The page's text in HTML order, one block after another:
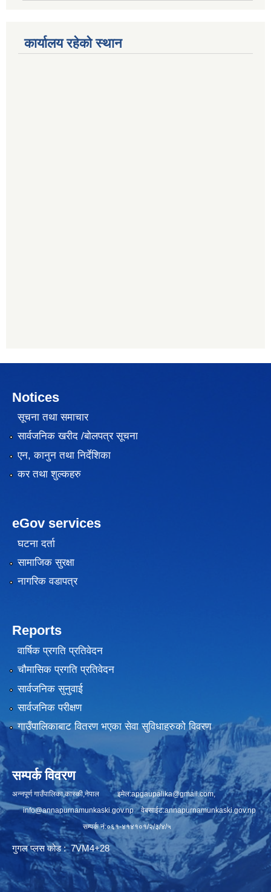
कार्यालय रहेको स्थान
Notices
सूचना तथा समाचार
सार्वजनिक खरीद /बोलपत्र सूचना
एन, कानुन तथा निर्देशिका
कर तथा शुल्कहरु
eGov services
घटना दर्ता
सामाजिक सुरक्षा
नागरिक वडापत्र
Reports
वार्षिक प्रगति प्रतिवेदन
चौमासिक प्रगति प्रतिवेदन
सार्वजनिक सुनुवाई
सार्वजनिक परीक्षण
गाउँपालिकाबाट वितरण भएका सेवा सुविधाहरुको विवरण
सम्पर्क विवरण
अन्नपूर्ण गाउँपालिका,कास्की,नेपाल इमेल:apgaupalika@gmail.com,
info@annapurnamunkaski.gov.npवेबसाईट:annapurnamunkaski.gov.np
सम्पर्क नं:०६१-४१४१०१/२/३/४/५
गुगल प्लस कोड : 7VM4+28